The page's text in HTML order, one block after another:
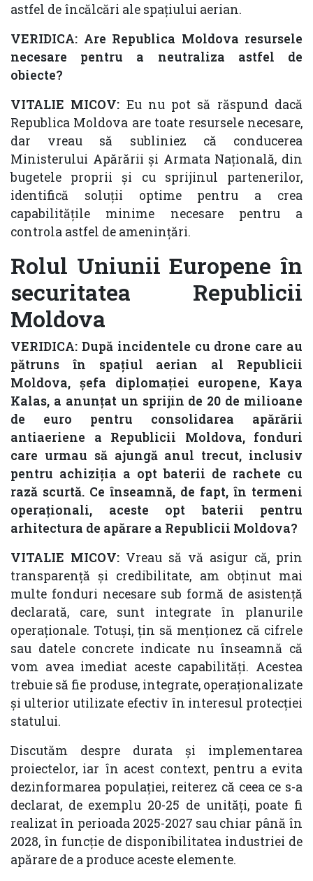
astfel de încălcări ale spațiului aerian.
VERIDICA: Are Republica Moldova resursele
necesare pentru a neutraliza astfel de
obiecte?
VITALIE MICOV: Eu nu pot să răspund dacă
Republica Moldova are toate resursele necesare,
dar vreau să subliniez că conducerea
Ministerului Apărării și Armata Națională, din
bugetele proprii și cu sprijinul partenerilor,
identifică soluții optime pentru a crea
capabilitățile minime necesare pentru a
controla astfel de amenințări.
Rolul Uniunii Europene în
securitatea Republicii
Moldova
VERIDICA: După incidentele cu drone care au
pătruns în spațiul aerian al Republicii
Moldova, șefa diplomației europene, Kaya
Kalas, a anunțat un sprijin de 20 de milioane
de euro pentru consolidarea apărării
antiaeriene a Republicii Moldova, fonduri
care urmau să ajungă anul trecut, inclusiv
pentru achiziția a opt baterii de rachete cu
rază scurtă. Ce înseamnă, de fapt, în termeni
operaționali, aceste opt baterii pentru
arhitectura de apărare a Republicii Moldova?
VITALIE MICOV: Vreau să vă asigur că, prin
transparență și credibilitate, am obținut mai
multe fonduri necesare sub formă de asistență
declarată, care, sunt integrate în planurile
operaționale. Totuși, țin să menționez că cifrele
sau datele concrete indicate nu înseamnă că
vom avea imediat aceste capabilități. Acestea
trebuie să fie produse, integrate, operaționalizate
și ulterior utilizate efectiv în interesul protecției
statului.
Discutăm despre durata și implementarea
proiectelor, iar în acest context, pentru a evita
dezinformarea populației, reiterez că ceea ce s-a
declarat, de exemplu 20-25 de unități, poate fi
realizat în perioada 2025-2027 sau chiar până în
2028, în funcție de disponibilitatea industriei de
apărare de a produce aceste elemente.